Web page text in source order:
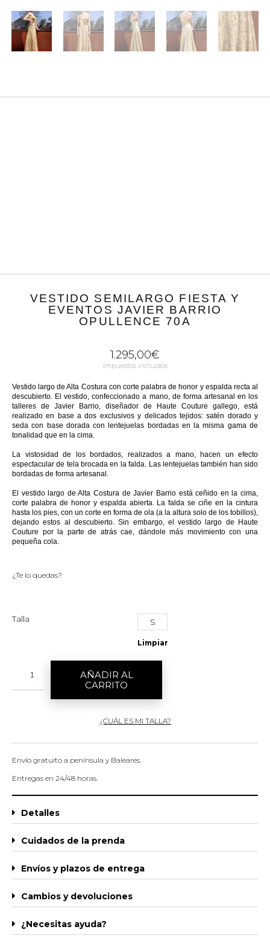
VESTIDO SEMILARGO FIESTA Y
EVENTOS JAVIER BARRIO
OPULLENCE 70A
1.295,00€
Impuestos incluidos
Vestido largo de Alta Costura con corte palabra de honor y espalda recta al
descubierto. El vestido, confeccionado a mano, de forma artesanal en los
talleres de Javier Barrio, diseñador de Haute Couture gallego, está
realizado en base a dos exclusivos y delicados tejidos: satén dorado y
seda con base dorada con lentejuelas bordadas en la misma gama de
tonalidad que en la cima.
La vistosidad de los bordados, realizados a mano, hacen un efecto
espectacular de tela brocada en la falda. Las lentejuelas también han sido
bordadas de forma artesanal.
El vestido largo de Alta Costura de Javier Barrio está ceñido en la cima,
corte palabra de honor y espalda abierta. La falda se ciñe en la cintura
hasta los pies, con un corte en forma de ola (a la altura solo de los tobillos),
dejando estos al descubierto. Sin embargo, el vestido largo de Haute
Couture por la parte de atrás cae, dándole más movimiento con una
pequeña cola.
¿Te lo quedas?
Talla S
Limpiar
AÑADIR AL
CARRITO
¿CUÁL ES MI TALLA?
Envío gratuito a península y Baleares.
Entregas en 24/48 horas.
Detalles
Cuidados de la prenda
Envíos y plazos de entrega
Cambios y devoluciones
¿Necesitas ayuda?